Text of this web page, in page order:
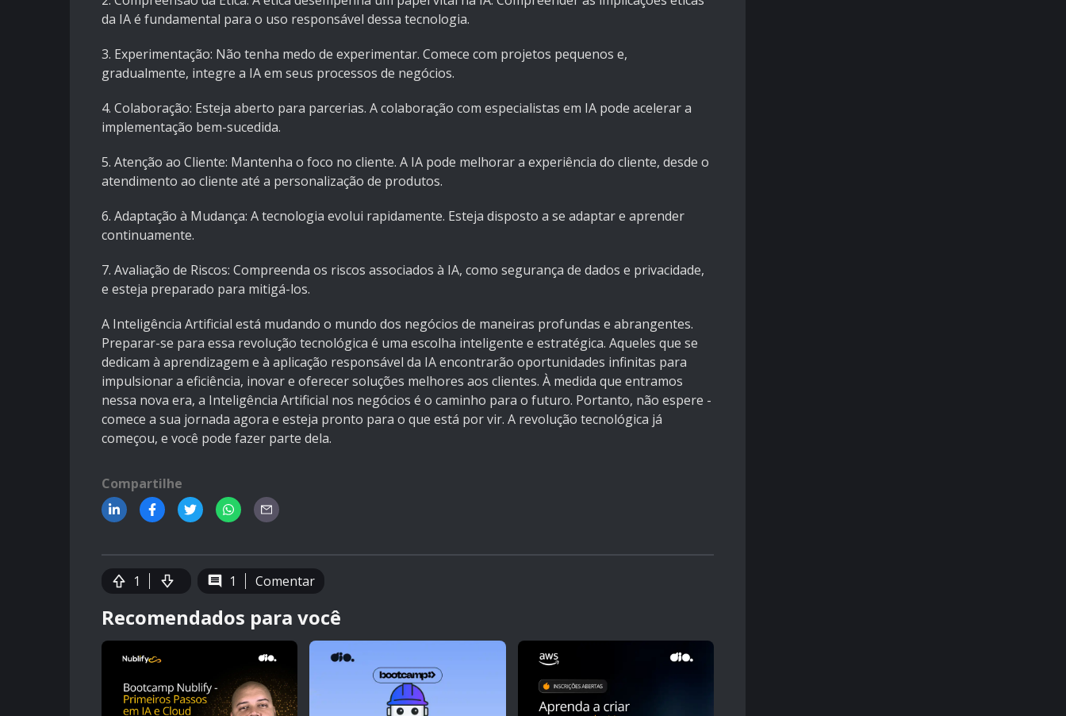
da IA é fundamental para o uso responsável dessa tecnologia.
3. Experimentação: Não tenha medo de experimentar. Comece com projetos pequenos e,
gradualmente, integre a IA em seus processos de negócios.
4. Colaboração: Esteja aberto para parcerias. A colaboração com especialistas em IA pode acelerar a
implementação bem-sucedida.
5. Atenção ao Cliente: Mantenha o foco no cliente. A IA pode melhorar a experiência do cliente, desde o
atendimento ao cliente até a personalização de produtos.
6. Adaptação à Mudança: A tecnologia evolui rapidamente. Esteja disposto a se adaptar e aprender
continuamente.
7. Avaliação de Riscos: Compreenda os riscos associados à IA, como segurança de dados e privacidade,
e esteja preparado para mitigá-los.
A Inteligência Artificial está mudando o mundo dos negócios de maneiras profundas e abrangentes.
Preparar-se para essa revolução tecnológica é uma escolha inteligente e estratégica. Aqueles que se
dedicam à aprendizagem e à aplicação responsável da IA encontrarão oportunidades infinitas para
impulsionar a eficiência, inovar e oferecer soluções melhores aos clientes. À medida que entramos
nessa nova era, a Inteligência Artificial nos negócios é o caminho para o futuro. Portanto, não espere -
comece a sua jornada agora e esteja pronto para o que está por vir. A revolução tecnológica já
começou, e você pode fazer parte dela.
Compartilhe
1 1 Comentar
Recomendados para você